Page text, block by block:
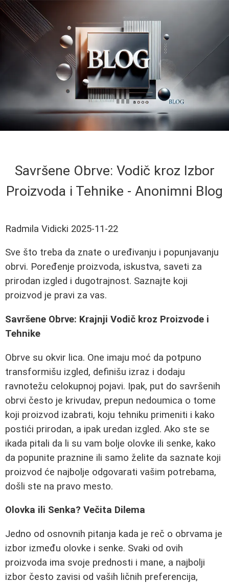
Savršene Obrve: Vodič kroz Izbor
Proizvoda i Tehnike - Anonimni Blog
Radmila Vidicki 2025-11-22
Sve što treba da znate o uređivanju i popunjavanju
obrvi. Poređenje proizvoda, iskustva, saveti za
prirodan izgled i dugotrajnost. Saznajte koji
proizvod je pravi za vas.
Savršene Obrve: Krajnji Vodič kroz Proizvode i
Tehnike
Obrve su okvir lica. One imaju moć da potpuno
transformišu izgled, definišu izraz i dodaju
ravnotežu celokupnoj pojavi. Ipak, put do savršenih
obrvi često je krivudav, prepun nedoumica o tome
koji proizvod izabrati, koju tehniku primeniti i kako
postići prirodan, a ipak uredan izgled. Ako ste se
ikada pitali da li su vam bolje olovke ili senke, kako
da popunite praznine ili samo želite da saznate koji
proizvod će najbolje odgovarati vašim potrebama,
došli ste na pravo mesto.
Olovka ili Senka? Večita Dilema
Jedno od osnovnih pitanja kada je reč o obrvama je
izbor između olovke i senke. Svaki od ovih
proizvoda ima svoje prednosti i mane, a najbolji
izbor često zavisi od vaših ličnih preferencija,